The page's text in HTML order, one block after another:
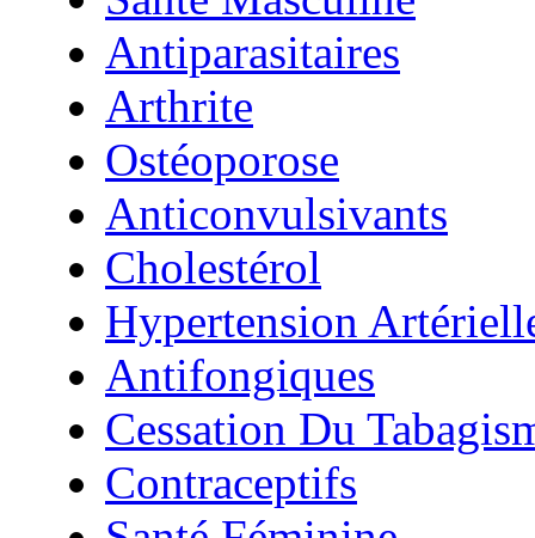
Antiparasitaires
Arthrite
Ostéoporose
Anticonvulsivants
Cholestérol
Hypertension
Antifongiques
Cessation Du
Contraceptifs